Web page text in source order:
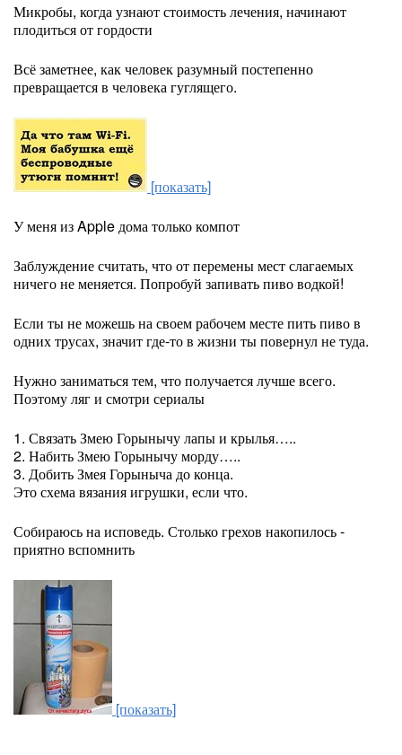
Микробы, когда узнают стоимость лечения, начинают
плодиться от гордости
Всё заметнее, как человек разумный постепенно
превращается в человека гуглящего.
[показать]
У меня из Apple дома только компот
Заблуждение считать, что от перемены мест слагаемых
ничего не меняется. Попробуй запивать пиво водкой!
Если ты не можешь на своем рабочем месте пить пиво в
одних трусах, значит где-то в жизни ты повернул не туда.
Нужно заниматься тем, что получается лучше всего.
Поэтому ляг и смотри сериалы
1. Связать Змею Горынычу лапы и крылья…..
2. Набить Змею Горынычу морду…..
3. Добить Змея Горыныча до конца.
Это схема вязания игрушки, если что.
Собираюсь на исповедь. Столько грехов накопилось -
приятно вспомнить
[показать]